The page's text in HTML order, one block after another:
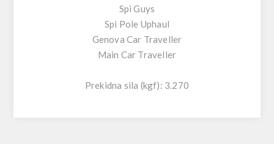
Spi Guys
Spi Pole Uphaul
Genova Car Traveller
Main Car Traveller
Prekidna sila (kgf): 3.270